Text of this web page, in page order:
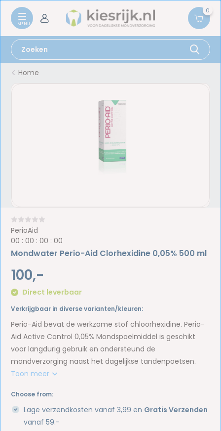
0
Home
PerioAid
00 :00 :00 :00
Mondwater Perio-Aid Clorhexidine 0,05% 500 ml
100,-
Direct leverbaar
Verkrijgbaar in diverse varianten/kleuren:
Perio-Aid bevat de werkzame stof chloorhexidine. Perio-
Aid Active Control 0,05% Mondspoelmiddel is geschikt
voor langdurig gebruik en ondersteund de
mondverzorging naast het dagelijkse tandenpoetsen.
Toon meer
Choose from:
Lage verzendkosten vanaf 3,99 en Gratis Verzenden
vanaf 59.-